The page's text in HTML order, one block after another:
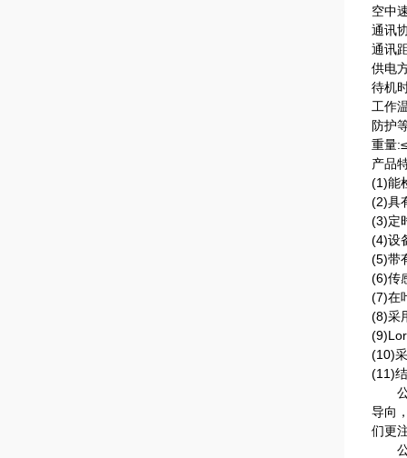
空中
通讯
通讯
供电
待机
工作
防护
重量
产品
(1)能
(2)具
(3)定
(4)设
(5)带
(6)传
(7)在
(8)采
(10)
(11)
公
导向
们更
公